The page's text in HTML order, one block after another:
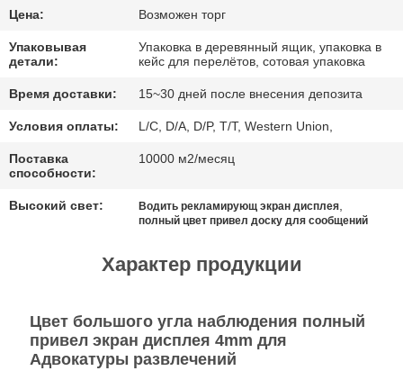
ТЕПЕРЬ
ГОВОРИТЕ
BAIDU
КАРТА
КОНФИДЕНЦИАЛЬНОСТИ
Цена: Возможен торг
Упаковывая
детали:
Упаковка в деревянный ящик, упаковка в
кейс для перелётов, сотовая упаковка
Время доставки: 15~30 дней после внесения депозита
Условия оплаты: L/C, D/A, D/P, T/T, Western Union,
Поставка
способности:
10000 м2/месяц
Высокий свет: Водить рекламирующ экран дисплея
полный цвет привел доску для сообщений
Характер продукции
Цвет большого угла наблюдения полный
привел экран дисплея 4mm для
Адвокатуры развлечений